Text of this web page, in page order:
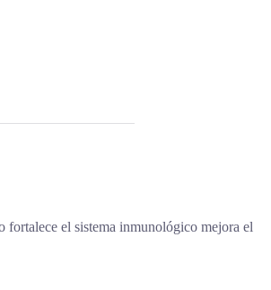
fortalece el sistema inmunológico mejora el